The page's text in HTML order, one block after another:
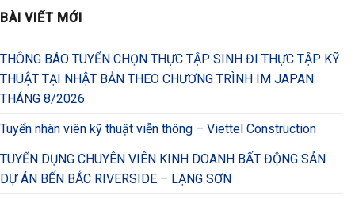
BÀI VIẾT MỚI
THÔNG BÁO TUYỂN CHỌN THỰC TẬP SINH ĐI THỰC TẬP KỸ
THUẬT TẠI NHẬT BẢN THEO CHƯƠNG TRÌNH IM JAPAN
THÁNG 8/2026
Tuyển nhân viên kỹ thuật viễn thông – Viettel Construction
TUYỂN DỤNG CHUYÊN VIÊN KINH DOANH BẤT ĐỘNG SẢN
DỰ ÁN BẾN BẮC RIVERSIDE – LẠNG SƠN